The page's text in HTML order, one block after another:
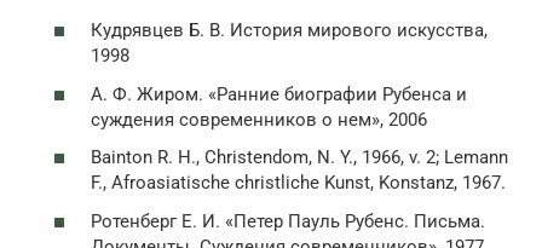
Кудрявцев Б. В. История мирового искусства,
1998
А. Ф. Жиром. «Ранние биографии Рубенса и
суждения современников о нем», 2006
Bainton R. H., Christendom, N. Y., 1966, v. 2; Lemann
F., Afroasiatische christliche Kunst, Konstanz, 1967.
Ротенберг Е. И. «Петер Пауль Рубенс. Письма.